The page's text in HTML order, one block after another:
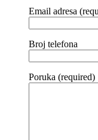
Email adresa
Broj telefona
Poruka (required)